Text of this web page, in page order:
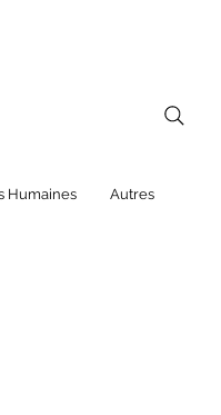
Humaines Autres